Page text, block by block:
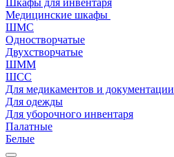
Шкафы для инвентаря
Медицинские шкафы
ШМС
Одностворчатые
Двухстворчатые
ШММ
ШСС
Для медикаментов и документации
Для одежды
Для уборочного инвентаря
Палатные
Белые